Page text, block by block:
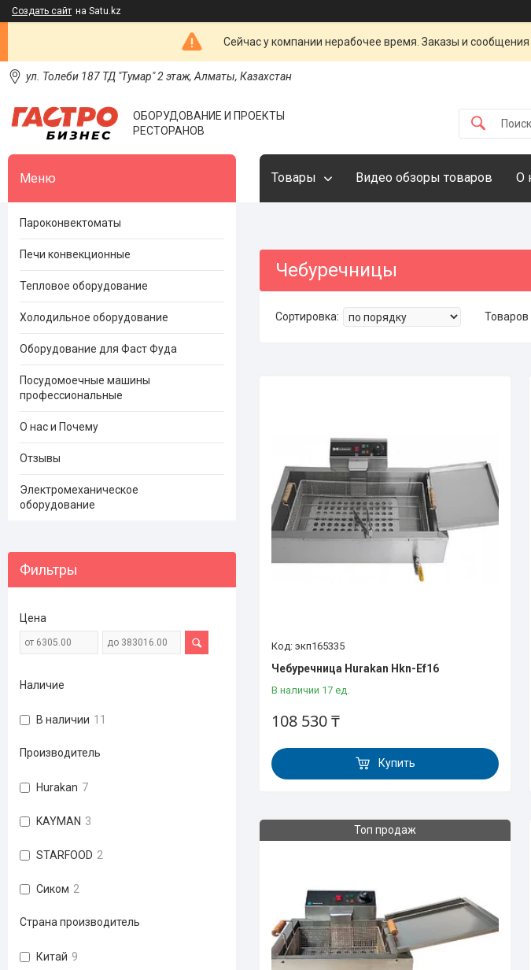
Создать сайт на Satu.kz
Сейчас у компании нерабочее время. Заказы и
ул. Толеби 187 ТД "Тумар" 2 этаж, Алматы, Казахстан
ОБОРУДОВАНИЕ И ПРОЕКТЫ
РЕСТОРАНОВ
Товары Видео обзоры товаров О
Чебуречницы
экп165335
Чебуречница Hurakan Hkn-Ef16
В наличии 17 ед.
108 530 ₸
Купить
Топ продаж
Пароконвектоматы
Печи конвекционные
Тепловое оборудование
Холодильное оборудование
Оборудование для Фаст Фуда
Посудомоечные машины
профессиональные
О нас и Почему
Отзывы
Электромеханическое
оборудование
Фильтры
Цена
Наличие
В наличии 11
Производитель
Hurakan 7
KAYMAN 3
STARFOOD 2
Сиком 2
Страна производитель
Китай 9